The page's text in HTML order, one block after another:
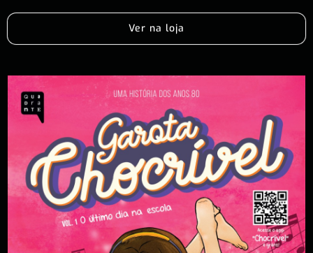
Ver na loja